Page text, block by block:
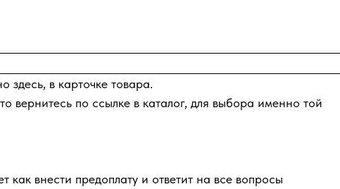
здесь, в карточке товара.
вернитесь по ссылке в каталог, для выбора именно той
внести предоплату и ответит на все вопросы